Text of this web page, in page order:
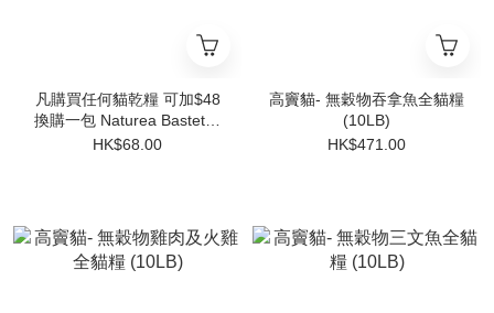
凡購買任何貓乾糧 可加$48
換購一包 Naturea Bastet系
列 全貓 走地雞 350g
HK$68.00
高竇貓- 無穀物吞拿魚全貓糧
(10LB)
HK$471.00